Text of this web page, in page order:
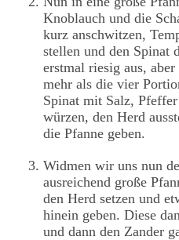
Knoblauch und die
kurz anschwitzen,
stellen und den Spinat
erstmal riesig aus,
mehr als die vier
Spinat mit Salz,
würzen, den Herd
die Pfanne geben.
Widmen wir uns nun
ausreichend große
den Herd setzen und
hinein geben. Diese
und dann den Zander